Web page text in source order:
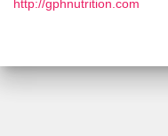
http://gphnutrition.com